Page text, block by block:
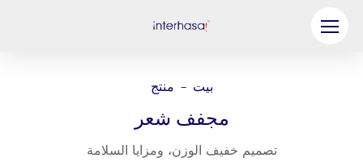
بيت - منتج
مجفف شعر
تصميم خفيف الوزن، ومزايا السلامة